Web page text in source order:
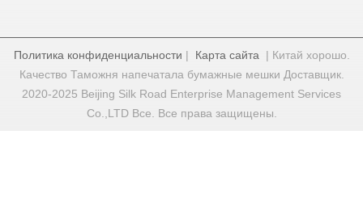
Политика конфиденциальности | Карта сайта| Китай хорошо.
Качество Таможня напечатала бумажные мешки Доставщик.
2020-2025 Beijing Silk Road Enterprise Management Services
Co.,LTD Все. Все права защищены.